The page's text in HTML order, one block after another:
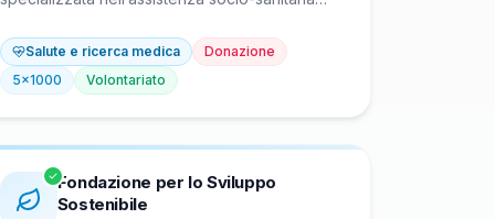
Fondata nel 1978 a Bologna dall’oncologo
Franco Pannuti, fornisce cure mediche
specialistiche a domicilio in 30 province di 12
regioni italiane, attraverso équipe
multidisciplinari di 471 professionisti. Opera
anche con progetti di prevenzione oncologica
gratuiti in numerose province.
Salute e ricerca medica
Donazione
5x1000
Volontariato
Fondazione per lo Sviluppo
Sostenibile